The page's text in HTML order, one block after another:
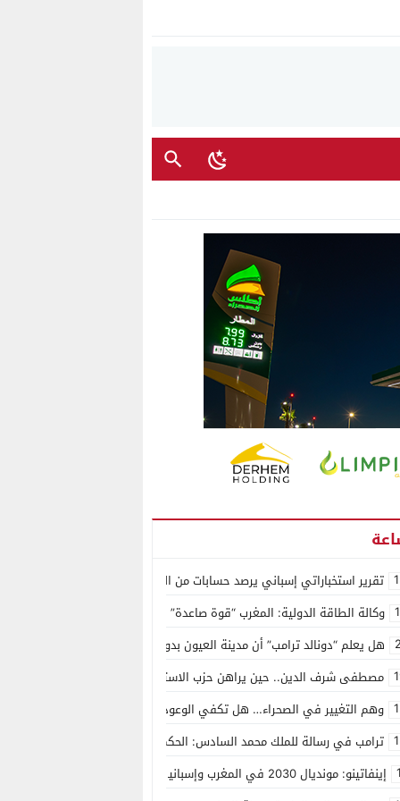
تقرير استخباراتي إسباني يرصد حسابات من الجزائر وأرقاما بـ”213+” ضمن حملة رقمية منظمة حرّضت على اقتحام سبتة
وكالة الطاقة الدولية: المغرب “قوة صاعدة” في سوق المعادن الاستراتيجية
هل يعلم “دونالد ترامب” أن مدينة العيون بدون ماء؟
مصطفى شرف الدين.. حين يراهن حزب الاستقلال على الكفاءة ويمنح الشباب
وهم التغيير في الصحراء… هل تكفي الوعود الفارغة لصناعة الواقع؟
ترامب في رسالة للملك محمد السادس: الحكم الذاتي هو الأساس الوحيد لحل
إينفاتينو: مونديال 2030 في المغرب وإسبانيا والبرتغال سيكون “الأجمل في التاريخ”